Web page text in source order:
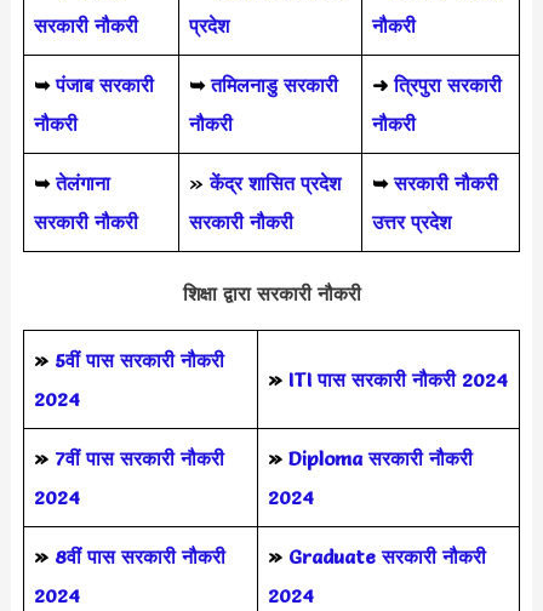
सरकारी नौकरी
प्रदेश
नौकरी
➥ पंजाब सरकारी
नौकरी
➥ तमिलनाडु सरकारी
नौकरी
➜ त्रिपुरा सरकारी
नौकरी
➥तेलंगाना
सरकारी नौकरी
»केंद्र शासित प्रदेश
सरकारी नौकरी
➥ सरकारी नौकरी
उत्तर प्रदेश
शिक्षा द्वारा सरकारी नौकरी
» 5वीं पास सरकारी नौकरी
2024
» ITI पास सरकारी नौकरी 2024
» 7वीं पास सरकारी नौकरी
2024
» Diploma सरकारी नौकरी
2024
» 8वीं पास सरकारी नौकरी
2024
» Graduate सरकारी नौकरी
2024